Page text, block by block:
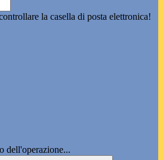
la casella di posta elettronica!
dell'operazione...